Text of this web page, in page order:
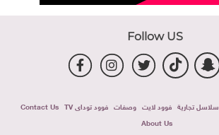
Follow US
سلاسل تجارية فوود لايت وصفات فوود توداى TV
Contact Us
About Us